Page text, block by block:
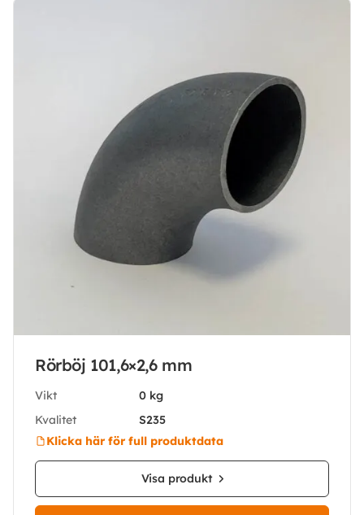
Rörböj 101,6×2,6 mm
Vikt
0 kg
Kvalitet
S235
Klicka här för full produktdata
Visa produkt